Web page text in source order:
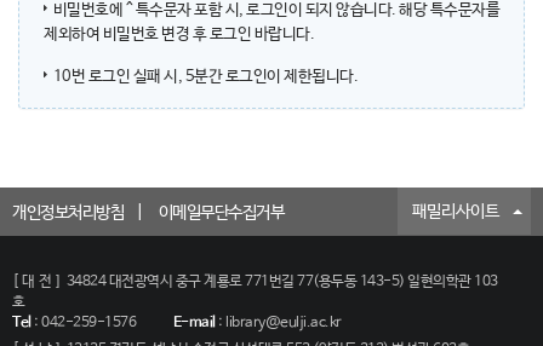
비밀번호에 ^ 특수문자 포함 시, 로그인이 되지 않습니다. 해당 특수문자를
제외하여 비밀번호 변경 후 로그인 바랍니다.
10번 로그인 실패 시, 5분간 로그인이 제한됩니다.
개인정보처리방침 이메일무단수집거부 패밀리사이트
[대전]
34824 대전광역시 중구 계룡로 771번길 77(용두동 143-5) 일현의학관 103
호
Tel: 042-259-1576 E-mail: library@eulji.ac.kr